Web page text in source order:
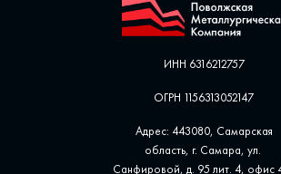
ИНН 6316212757
ОГРН 1156313052147
Адрес: 443080, Самарская
область, г. Самара, ул. ​
Санфировой, д. 95 лит. 4, офис